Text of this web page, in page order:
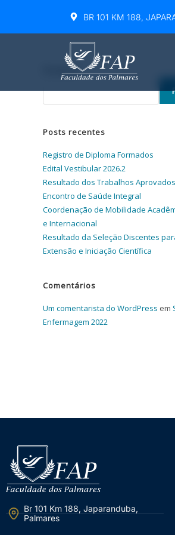
BR 101 KM 188,
Pesquisar
Posts recentes
Registro de Diploma Formados
Edital Vestibular 2026.2
Resultado dos Trabalhos
Encontro de Saúde Integral
Coordenação de Mobilidade
e Internacional
Resultado da Seleção Discentes
Extensão e Iniciação Científica
Comentários
Um comentarista do WordPress em
Enfermagem 2022
Br 101 Km 188, Japaranduba,
Palmares